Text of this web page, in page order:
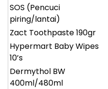
SOS (Pencuci
piring/lantai)
Zact Toothpaste 190gr
Hypermart Baby Wipes
10’s
Dermythol BW
400ml/480ml